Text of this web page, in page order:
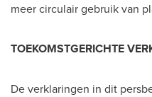
meer circulair gebruik van
TOEKOMSTGERICHTE
De verklaringen in dit